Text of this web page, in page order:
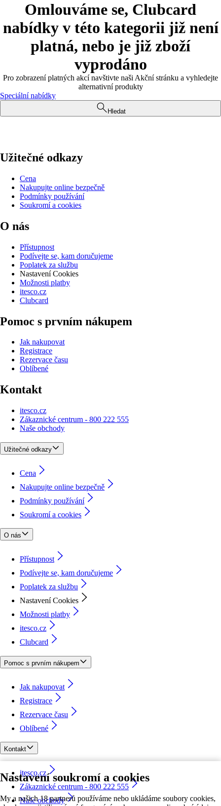
Nastavení soukromí a cookies
My a našich 18 partnerů používáme nebo ukládáme soubory cookies,
Omlouváme se, Clubcard
nabídky v této kategorii již není
platná, nebo je již zboží
vyprodáno
Pro zobrazení platných akcí navštivte naši Akční stránku a vyhledejte
alternativní produkty
Speciální nabídky
Hledat
Užitečné odkazy
Cena
Nakupujte online bezpečně
Podmínky používání
Soukromí a cookies
O nás
Přístupnost
Podívejte se, kam doručujeme
Poplatek za službu
Nastavení Cookies
Možnosti platby
itesco.cz
Clubcard
Pomoc s prvním nákupem
Jak nakupovat
Registrace
Rezervace času
Oblíbené
Kontakt
itesco.cz
Zákaznické centrum - 800 222 555
Naše obchody
Užitečné odkazy
Cena
Nakupujte online bezpečně
Podmínky používání
Soukromí a cookies
O nás
Přístupnost
Podívejte se, kam doručujeme
Poplatek za službu
Nastavení Cookies
Možnosti platby
itesco.cz
Clubcard
Pomoc s prvním nákupem
Jak nakupovat
Registrace
Rezervace času
Oblíbené
Kontakt
itesco.cz
Zákaznické centrum - 800 222 555
Naše obchody